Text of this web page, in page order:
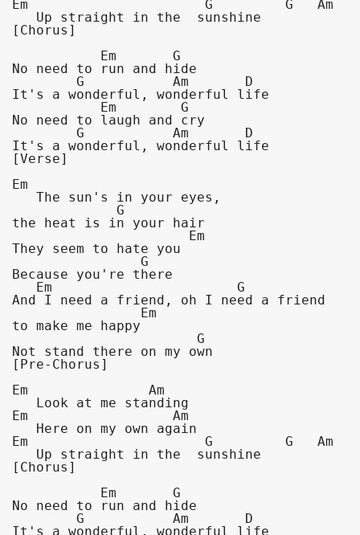
Em                      G         G   Am
   Up straight in the  sunshine
[Chorus]
No need to run and hide
It's a wonderful, wonderful life
No need to laugh and cry
It's a wonderful, wonderful life
[Verse]
Em
the heat is in your hair
They seem to hate you
Because you're there
And I need a friend, oh I need a friend
to make me happy
Not stand there on my own
[Pre-Chorus]
Em               Am
Em                  Am
Em                      G         G   Am
   Up straight in the  sunshine
[Chorus]
No need to run and hide
It's a wonderful, wonderful life